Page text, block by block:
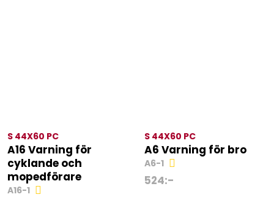
S 44X60 PC
A16 Varning för
cyklande och
mopedförare
A16-1
S 44X60 PC
A6 Varning för bro
A6-1
524:-